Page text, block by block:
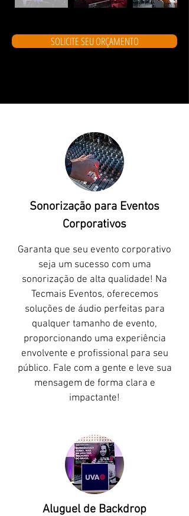
SOLICITE SEU ORÇAMENTO
Sonorização para Eventos
Corporativos
Garanta que seu evento corporativo
seja um sucesso com uma
sonorização de alta qualidade! Na
Tecmais Eventos, oferecemos
soluções de áudio perfeitas para
qualquer tamanho de evento,
proporcionando uma experiência
envolvente e profissional para seu
público. Fale com a gente e leve sua
mensagem de forma clara e
impactante!
Aluguel de Backdrop